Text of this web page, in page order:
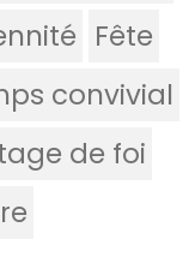
Fête
convivial
de foi